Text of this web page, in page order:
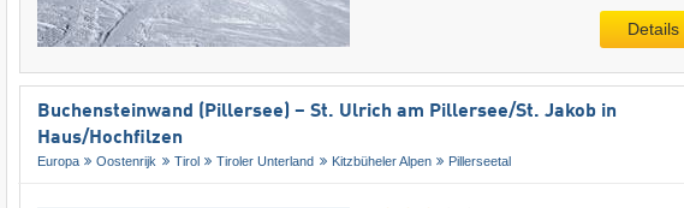
Details
Buchensteinwand (Pillersee) – St. Ulrich am Pillersee/​St. Jakob in
Haus/​Hochfilzen
Europa Oostenrijk Tirol Tiroler Unterland Kitzbüheler Alpen Pillerseetal